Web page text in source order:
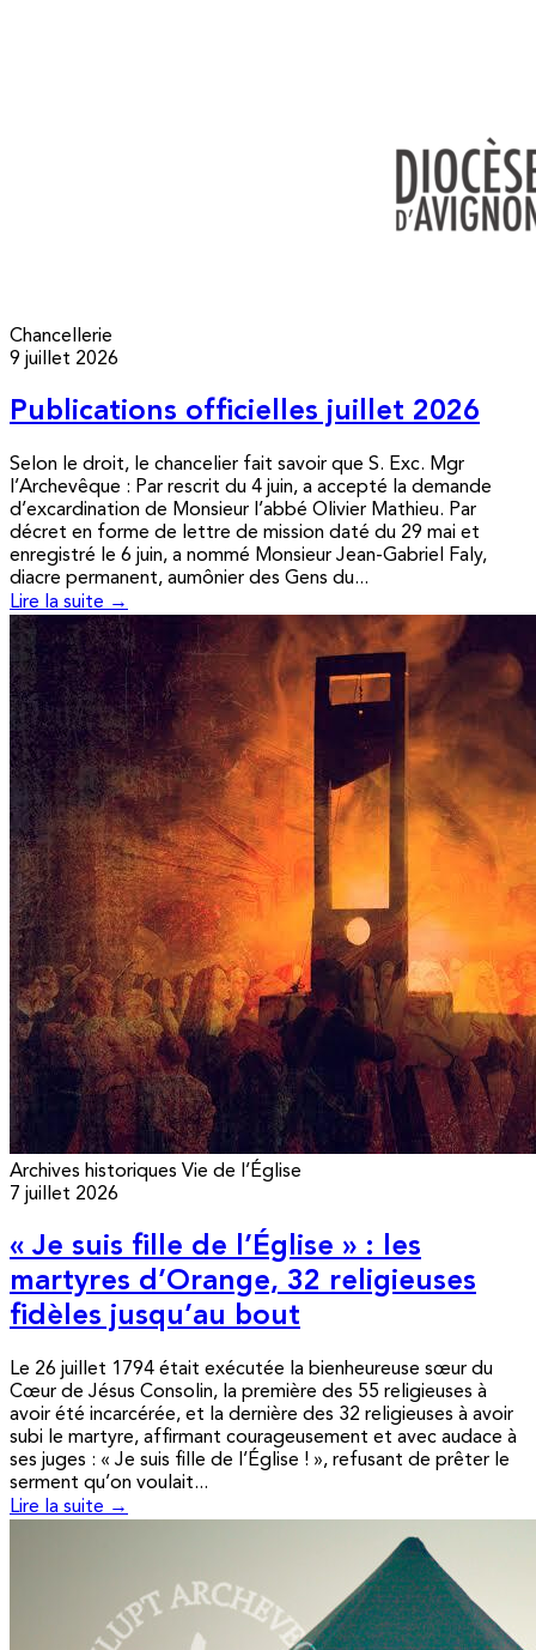
Chancellerie
9 juillet 2026
Publications officielles juillet 2026
Selon le droit, le chancelier fait savoir que S. Exc. Mgr
l’Archevêque : Par rescrit du 4 juin, a accepté la demande
d’excardination de Monsieur l’abbé Olivier Mathieu. Par
décret en forme de lettre de mission daté du 29 mai et
enregistré le 6 juin, a nommé Monsieur Jean-Gabriel Faly,
diacre permanent, aumônier des Gens du...
Lire la suite →
Archives historiques Vie de l’Église
7 juillet 2026
« Je suis fille de l’Église » : les
martyres d’Orange, 32 religieuses
fidèles jusqu’au bout
Le 26 juillet 1794 était exécutée la bienheureuse sœur du
Cœur de Jésus Consolin, la première des 55 religieuses à
avoir été incarcérée, et la dernière des 32 religieuses à avoir
subi le martyre, affirmant courageusement et avec audace à
ses juges : « Je suis fille de l’Église ! », refusant de prêter le
serment qu’on voulait...
Lire la suite →